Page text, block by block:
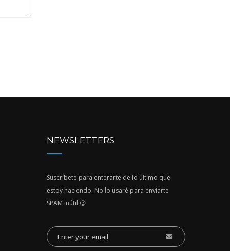
NEWSLETTERS
Suscríbete para enterarte de lo último que
estoy haciendo. No lo usaré para enviarte
SPAM inútil 😉